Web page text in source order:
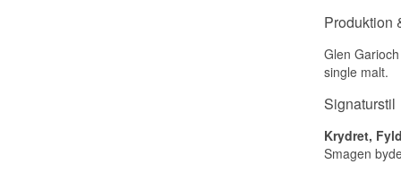
Produktion
Glen
single malt.
Signaturstil
Krydret,
Smagen